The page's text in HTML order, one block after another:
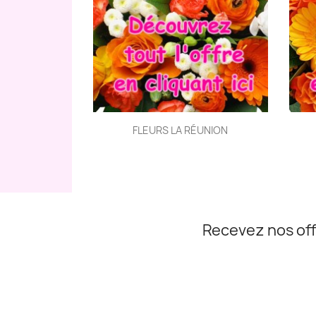
Aperçu rapide
FLEURS LA RÉUNION
Recevez nos